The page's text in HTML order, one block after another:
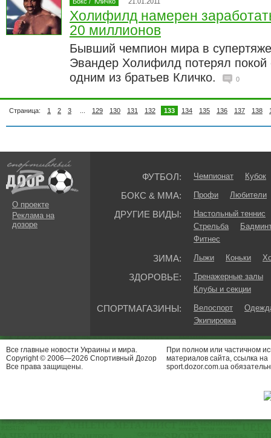
Холифилд намерен
20 миллионов
Бывший чемпион мира в
Эвандер Холифилд потерял покой
одним из братьев Кличко.
0
Страница: 1 2 3 129 130 131 132 133 134 135 136 137 138
О проекте
Реклама на
дозоре
ФУТБОЛ: Чемпионат Кубок
БОКС & ММА: Профи Любители
ДРУГИЕ ВИДЫ:
Настольный теннис
Стрельба
Фитнес
ЗИМА: Лыжи Коньки
ЗДОРОВЬЕ:
Тренажерные залы
Клубы и секции
СПОРТМАГАЗИНЫ: Велоспорт
Экипировка
Все главные новости Украины и мира.
Copyright © 2006—2026 Спортивный Доzор
Все права защищены.
При полном или частичном
материалов сайта, ссылка на
sport.dozor.com.ua